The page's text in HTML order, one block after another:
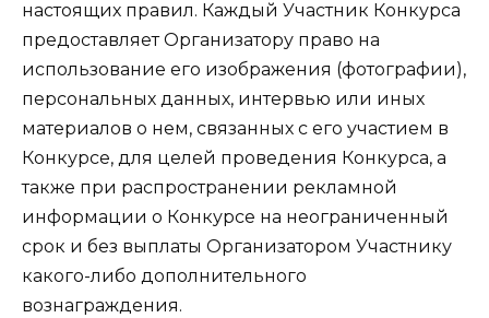
настоящих правил. Каждый Участник Конкурса
предоставляет Организатору право на
использование его изображения (фотографии),
персональных данных, интервью или иных
материалов о нем, связанных с его участием в
Конкурсе, для целей проведения Конкурса, а
также при распространении рекламной
информации о Конкурсе на неограниченный
срок и без выплаты Организатором Участнику
какого-либо дополнительного
вознаграждения.